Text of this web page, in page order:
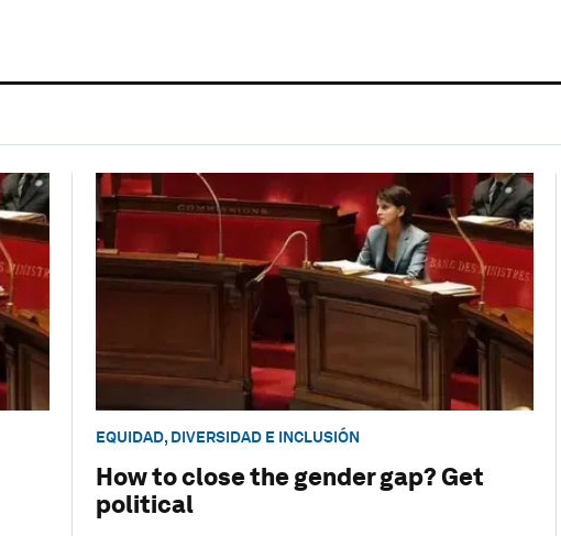
EQUIDAD, DIVERSIDAD E INCLUSIÓN
How to close the gender gap? Get
political